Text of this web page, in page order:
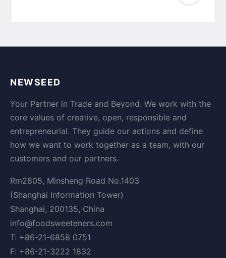
NEWSEED
Your Partner in Trade and Beyond. We work with the
core values of creative, open, responsible and
entrepreneurial. They guide our actions and define
how we want to work together as a team, with our
customers and our partners.
Rm2805, Minsheng Road No.1403
(Shanghai Information Tower)
Shanghai, 200135, China
info@foodsweeteners.com
T: +86-21-6858 0751
F: +86-21-3222 1832